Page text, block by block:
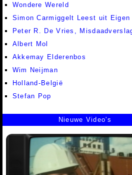
Wondere Wereld
Simon Carmiggelt Leest uit Eigen
Peter R. De Vries,
Albert Mol
Akkemay Elderenbos
Wim Neijman
Holland-België
Stefan Pop
Nieuwe Video's